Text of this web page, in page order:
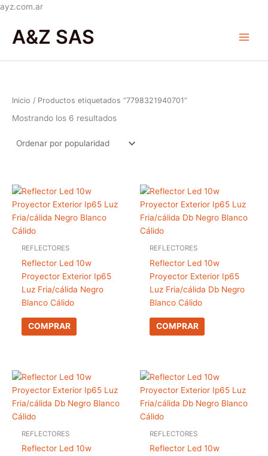
ayz.com.arIr
contenido
A&Z SAS
Menu
Inicio / Productos etiquetados “7798321940701”
Mostrando los 6 resultados
REFLECTORES
Reflector Led 10w
Proyector Exterior Ip65
Luz Fria/cálida Negro
Blanco Cálido
COMPRAR
REFLECTORES
Reflector Led 10w
Proyector Exterior Ip65
Luz Fria/cálida Db Negro
Blanco Cálido
COMPRAR
REFLECTORES
Reflector Led 10w
REFLECTORES
Reflector Led 10w